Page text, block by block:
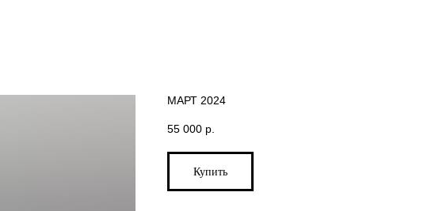
МАРТ 2024
55 000 р.
Купить